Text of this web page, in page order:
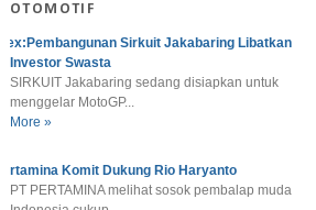
OTOMOTIF
Alex:Pembangunan Sirkuit Jakabaring Libatkan
Investor Swasta
SIRKUIT Jakabaring sedang disiapkan untuk
menggelar MotoGP...
More »
Pertamina Komit Dukung Rio Haryanto
PT PERTAMINA melihat sosok pembalap muda